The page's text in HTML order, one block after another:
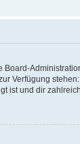
Verfügung
ist und dir